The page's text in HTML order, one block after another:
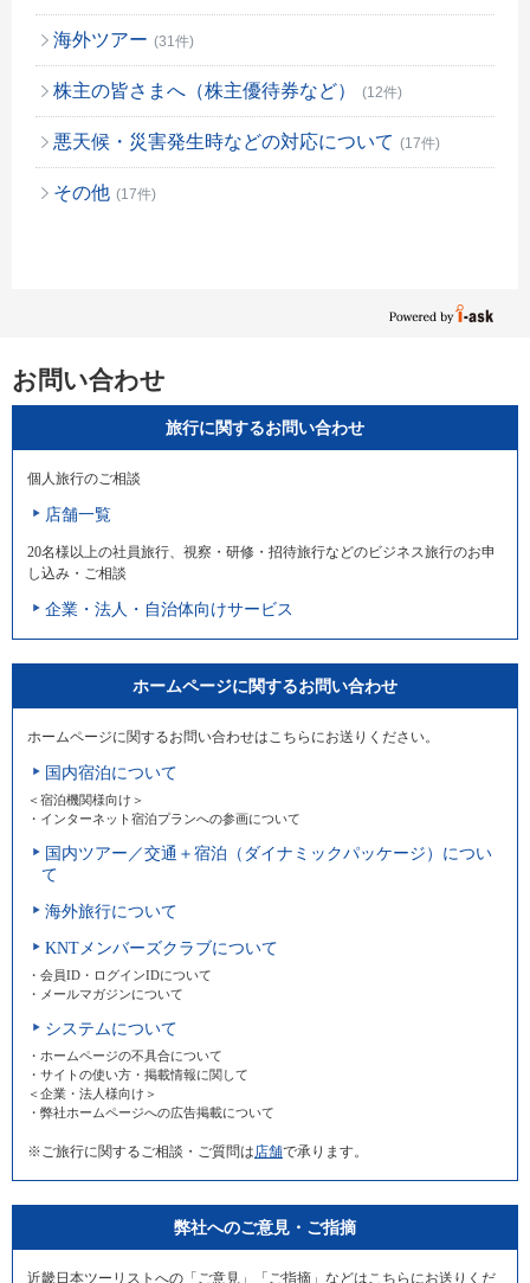
海外ツアー (31件)
株主の皆さまへ（株主優待券など） (12件)
悪天候・災害発生時などの対応について (17件)
その他 (17件)
お問い合わせ
旅行に関するお問い合わせ
個人旅行のご相談
店舗一覧
20名様以上の社員旅行、視察・研修・招待旅行などのビジネス旅行のお申
し込み・ご相談
企業・法人・自治体向けサービス
ホームページに関するお問い合わせ
ホームページに関するお問い合わせはこちらにお送りください。
国内宿泊について
＜宿泊機関様向け＞
・インターネット宿泊プランへの参画について
国内ツアー／交通＋宿泊（ダイナミックパッケージ）につい
て
海外旅行について
KNTメンバーズクラブについて
・会員ID・ログインIDについて
・メールマガジンについて
システムについて
・ホームページの不具合について
・サイトの使い方・掲載情報に関して
＜企業・法人様向け＞
・弊社ホームページへの広告掲載について
※ご旅行に関するご相談・ご質問は 店舗で承ります。
弊社へのご意見・ご指摘
近畿日本ツーリストへの「ご意見」「ご指摘」などはこちらにお送りくだ